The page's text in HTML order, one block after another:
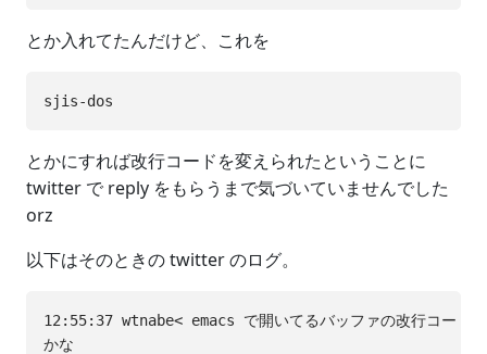
とか入れてたんだけど、これを
とかにすれば改行コードを変えられたということに
twitter で reply をもらうまで気づいていませんでした
orz
以下はそのときの twitter のログ。
12:55:37 wtnabe< emacs で開いてるバッファの改行コード
かな